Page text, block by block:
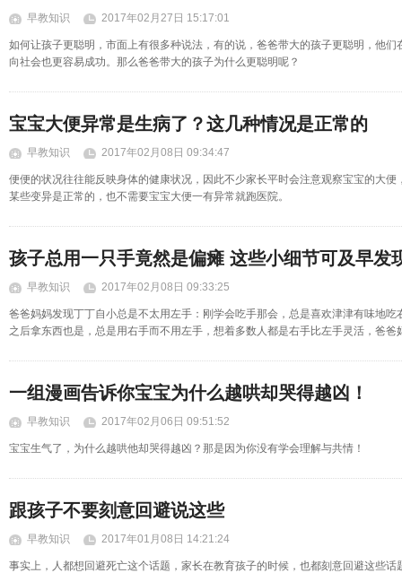
早教知识 2017年02月27日 15:17:01
如何让孩子更聪明，市面上有很多种说法，有的说，爸爸带大的孩子更聪明，他
向社会也更容易成功。那么爸爸带大的孩子为什么更聪明呢？
宝宝大便异常是生病了？这几种情况是正常的
早教知识 2017年02月08日 09:34:47
便便的状况往往能反映身体的健康状况，因此不少家长平时会注意观察宝宝的大
某些变异是正常的，也不需要宝宝大便一有异常就跑医院。
孩子总用一只手竟然是偏瘫 这些小细节可及早发
早教知识 2017年02月08日 09:33:25
爸爸妈妈发现丁丁自小总是不太用左手：刚学会吃手那会，总是喜欢津津有味地
之后拿东西也是，总是用右手而不用左手，想着多数人都是右手比左手灵活，爸爸
一组漫画告诉你宝宝为什么越哄却哭得越凶！
早教知识 2017年02月06日 09:51:52
宝宝生气了，为什么越哄他却哭得越凶？那是因为你没有学会理解与共情！
跟孩子不要刻意回避说这些
早教知识 2017年01月08日 14:21:24
事实上，人都想回避死亡这个话题，家长在教育孩子的时候，也都刻意回避这些话